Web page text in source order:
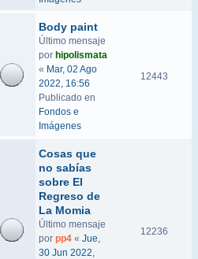
Body paint
Último mensaje
por hipolismata
« Mar, 02 Ago
2022, 16:56
Publicado en
Fondos e
Imágenes
12443
Cosas que
no sabías
sobre El
Regreso de
La Momia
Último mensaje
por pp4 « Jue,
30 Jun 2022,
12236